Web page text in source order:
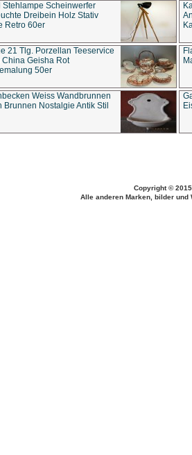
Stehlampe Scheinwerfer
Dreibein Holz Stativ
Retro 60er
21 Tlg. Porzellan Teeservice
China Geisha Rot
50er
Weiss Wandbrunnen
Brunnen Nostalgie Antik Stil
Copyright ©
Alle anderen Marken, bilder und